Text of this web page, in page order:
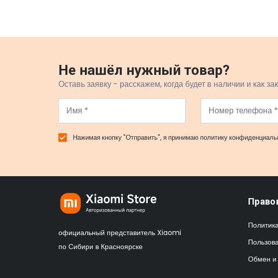
Не нашёл нужный товар?
Оставь заявку - расскажем, когда будет в наличии и как
Нажимая кнопку "Отправить", я принимаю политику
официальный представитель Xiaomi
по Сибири в Красноярске
Обмен и